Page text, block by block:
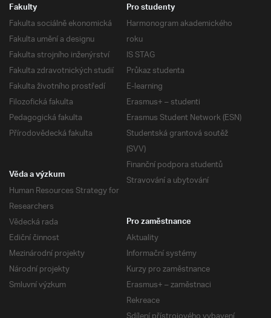
Fakulty
Fakulta sociálně ekonomická
Fakulta umění a designu
Fakulta strojního inženýrství
Fakulta zdravotnických studií
Fakulta životního prostředí
Filozofická fakulta
Pedagogická fakulta
Přírodovědecká fakulta
Pro studenty
Harmonogram akademického
roku
IS STAG
Průkaz studenta
E-learning
Erasmus+ – studenti
Erasmus Student Network (ESN)
Studentská grantová soutěž
(SVV)
Finanční podpora studentů
Stravování a ubytování
Věda a výzkum
Human Resources Strategy for
Researchers
Vědecká rada
Ediční činnost
Mezinárodní projekty
Národní projekty
Smluvní výzkum
Pro zaměstnance
Aktuality
Informační systémy
Kurzy pro zaměstnance
Erasmus+ – zaměstnaci
Rekreace